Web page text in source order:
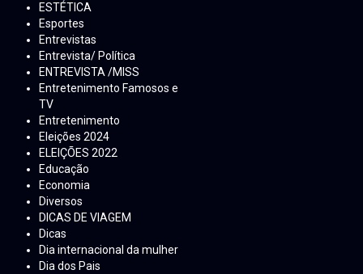
ESTÉTICA
Esportes
Entrevistas
Entrevista/ Política
ENTREVISTA /MISS
Entretenimento Famosos e
TV
Entretenimento
Eleições 2024
ELEIÇÕES 2022
Educação
Economia
Diversos
DICAS DE VIAGEM
Dicas
Dia internacional da mulher
Dia dos Pais